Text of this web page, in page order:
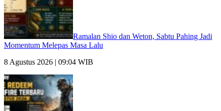
Ramalan Shio dan Weton, Sabtu Pahing Jadi
Momentum Melepas Masa Lalu
8 Agustus 2026 | 09:04 WIB